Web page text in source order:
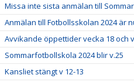
Missa inte sista anmälan till
Anmälan till Fotbollsskolan 2024 är
Avvikande öppettider vecka 18 och
Sommarfotbollskola 2024 blir v.25
Kansliet stängt v 12-13